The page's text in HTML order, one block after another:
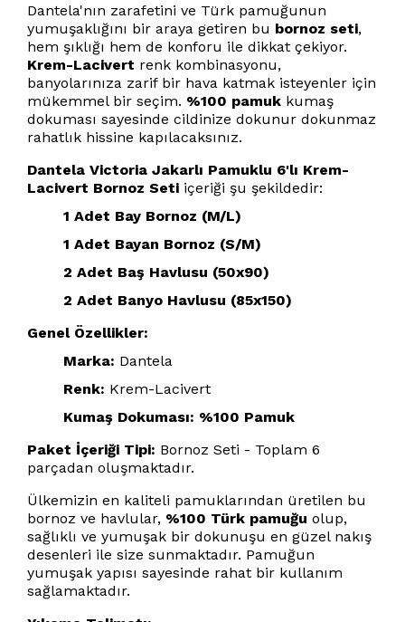
Dantela'nın zarafetini ve Türk pamuğunun
yumuşaklığını bir araya getiren bu bornoz seti,
hem şıklığı hem de konforu ile dikkat çekiyor.
Krem-Lacivert renk kombinasyonu,
banyolarınıza zarif bir hava katmak isteyenler için
mükemmel bir seçim. %100 pamuk kumaş
dokuması sayesinde cildinize dokunur dokunmaz
rahatlık hissine kapılacaksınız.
Dantela Victoria Jakarlı Pamuklu 6'lı Krem-
Lacivert Bornoz Seti içeriği şu şekildedir:
1 Adet Bay Bornoz (M/L)
1 Adet Bayan Bornoz (S/M)
2 Adet Baş Havlusu (50x90)
2 Adet Banyo Havlusu (85x150)
Genel Özellikler:
Marka: Dantela
Renk: Krem-Lacivert
Kumaş Dokuması: %100 Pamuk
Paket İçeriği Tipi: Bornoz Seti - Toplam 6
parçadan oluşmaktadır.
Ülkemizin en kaliteli pamuklarından üretilen bu
bornoz ve havlular, %100 Türk pamuğu olup,
sağlıklı ve yumuşak bir dokunuşu en güzel nakış
desenleri ile size sunmaktadır. Pamuğun
yumuşak yapısı sayesinde rahat bir kullanım
sağlamaktadır.